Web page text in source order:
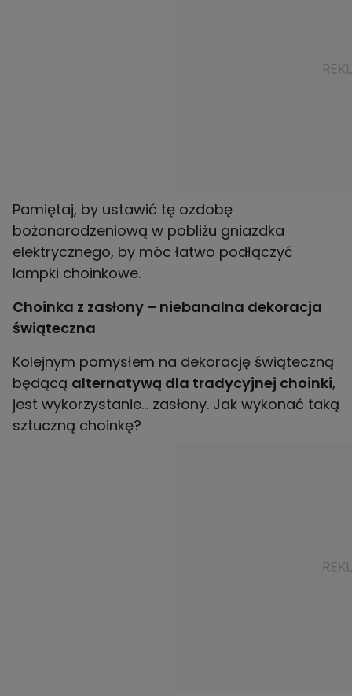
Pamiętaj, by ustawić tę ozdobę
bożonarodzeniową w pobliżu gniazdka
elektrycznego, by móc łatwo podłączyć
lampki choinkowe.
Choinka z zasłony – niebanalna dekoracja
świąteczna
Kolejnym pomysłem na dekorację świąteczną
będącą alternatywą dla tradycyjnej choinki,
jest wykorzystanie… zasłony. Jak wykonać taką
sztuczną choinkę?